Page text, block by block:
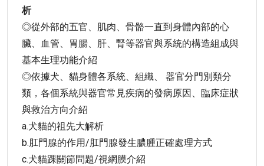
析
◎從外部的五官、肌肉、骨骼一直到身體內部的心
臟、血管、胃腸、肝、腎等器官與系統的構造組成與
基本生理功能介紹
◎依據犬、貓身體各系統、組織、 器官分門別類分
類，各個系統與器官常見疾病的發病原因、臨床症狀
與救治方向介紹
a.犬貓的祖先大解析
b.肛門腺的作用/肛門腺發生膿腫正確處理方式
c.犬貓踝關節問題/視網膜介紹